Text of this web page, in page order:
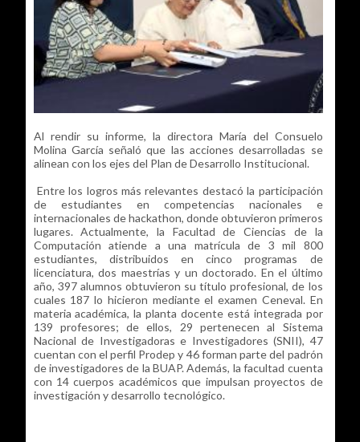
Al rendir su informe, la directora María del Consuelo
Molina García señaló que las acciones desarrolladas se
alinean con los ejes del Plan de Desarrollo Institucional.
Entre los logros más relevantes destacó la participación
de estudiantes en competencias nacionales e
internacionales de hackathon, donde obtuvieron primeros
lugares. Actualmente, la Facultad de Ciencias de la
Computación atiende a una matrícula de 3 mil 800
estudiantes, distribuidos en cinco programas de
licenciatura, dos maestrías y un doctorado. En el último
año, 397 alumnos obtuvieron su título profesional, de los
cuales 187 lo hicieron mediante el examen Ceneval. En
materia académica, la planta docente está integrada por
139 profesores; de ellos, 29 pertenecen al Sistema
Nacional de Investigadoras e Investigadores (SNII), 47
cuentan con el perfil Prodep y 46 forman parte del padrón
de investigadores de la BUAP. Además, la facultad cuenta
con 14 cuerpos académicos que impulsan proyectos de
investigación y desarrollo tecnológico.